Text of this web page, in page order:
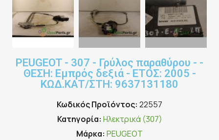
PEUGEOT - 307 - Γρύλος παραθύρου - -
ΘΕΣΗ: Εμπρός δεξιά - ΕΤΟΣ: 2005 -
ΚΩΔ.ΚΑΤ/ΣΤΗ: 9637131180
Κωδικός Προϊόντος 22557
Κατηγορία Ηλεκτρικά (307)
Μάρκα PEUGEOT